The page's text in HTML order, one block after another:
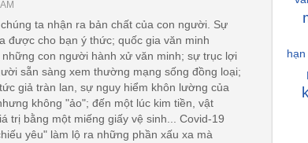
ta nhận ra bản chất của con người. Sự
được cho bạn ý thức; quốc gia văn minh
những con người hành xử văn minh; sự trục lợi
sẵn sàng xem thường mạng sống đồng loại;
giả tràn lan, sự nguy hiểm khôn lường của
không "ảo"; đến một lúc kim tiền, vật
trị bằng một miếng giấy vệ sinh... Covid-19
yêu" làm lộ ra những phần xấu xa mà